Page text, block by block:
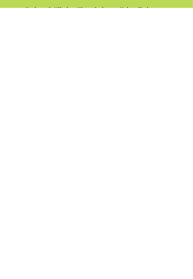
#tripod #light #backdrop #ringlight